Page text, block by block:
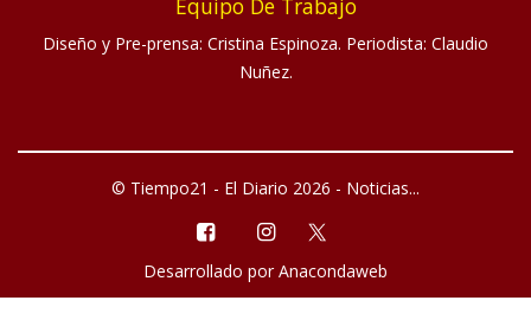
Equipo De Trabajo
Diseño y Pre-prensa: Cristina Espinoza. Periodista: Claudio
Nuñez.
© Tiempo21 - El Diario 2026 - Noticias...
Desarrollado por Anacondaweb